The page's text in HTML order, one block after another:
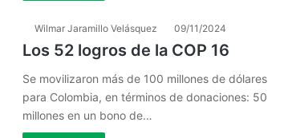
Wilmar Jaramillo Velásquez 09/11/2024
Los 52 logros de la COP 16
Se movilizaron más de 100 millones de dólares
para Colombia, en términos de donaciones: 50
millones en un bono de…